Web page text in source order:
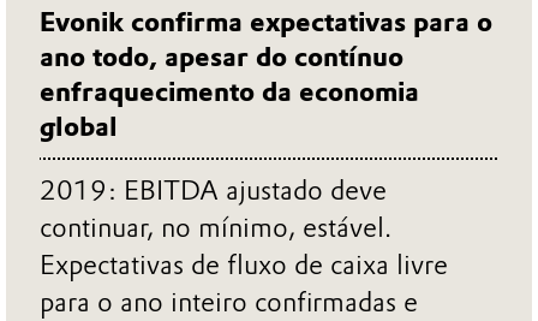
Evonik confirma expectativas para o
ano todo, apesar do contínuo
enfraquecimento da economia
global
2019: EBITDA ajustado deve
continuar, no mínimo, estável.
Expectativas de fluxo de caixa livre
para o ano inteiro confirmadas e